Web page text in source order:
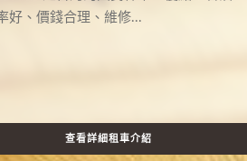
好、價錢合理、維修...
查看詳細租車介紹